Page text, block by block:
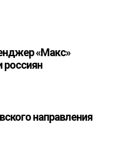
«Макс»
россиян
направления